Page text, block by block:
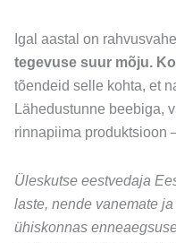
Igal aastal on
tegevuse suur mõju.
tõendeid selle kohta, et
Lähedustunne beebiga,
rinnapiima produktsioon
Üleskutse eestvedaja
laste, nende vanemate
ühiskonnas